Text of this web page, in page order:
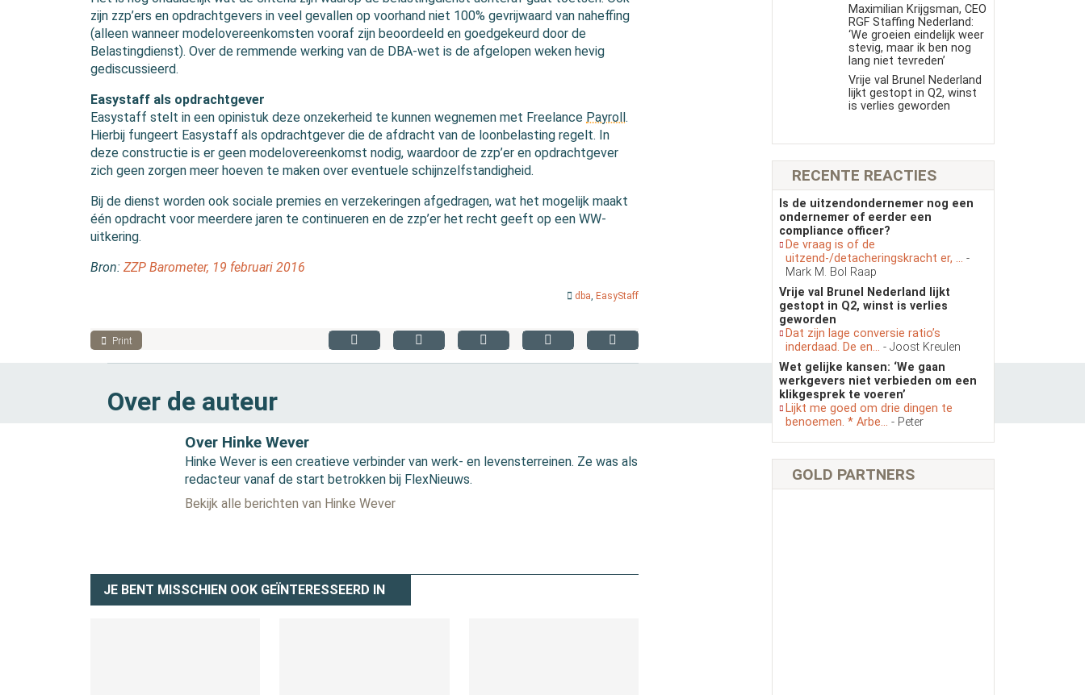
zijn zzp’ers en opdrachtgevers in veel gevallen op voorhand niet 100% gevrijwaard van naheffing
(alleen wanneer modelovereenkomsten vooraf zijn beoordeeld en goedgekeurd door de
Belastingdienst). Over de remmende werking van de DBA-wet is de afgelopen weken hevig
gediscussieerd.
Easystaff als opdrachtgever
Easystaff stelt in een opinistuk deze onzekerheid te kunnen wegnemen met Freelance Payroll .
Hierbij fungeert Easystaff als opdrachtgever die de afdracht van de loonbelasting regelt. In
deze constructie is er geen modelovereenkomst nodig, waardoor de zzp’er en opdrachtgever
zich geen zorgen meer hoeven te maken over eventuele schijnzelfstandigheid.
Bij de dienst worden ook sociale premies en verzekeringen afgedragen, wat het mogelijk maakt
één opdracht voor meerdere jaren te continueren en de zzp’er het recht geeft op een WW-
uitkering.
Bron: ZZP Barometer, 19 februari 2016
dba, EasyStaff
Print
Over de auteur
Over Hinke Wever
Hinke Wever is een creatieve verbinder van werk- en levensterreinen. Ze was als
redacteur vanaf de start betrokken bij FlexNieuws.
Bekijk alle berichten van Hinke Wever
JE BENT MISSCHIEN OOK GEÏNTERESSEERD IN
Maximilian Krijgsman, CEO
RGF Staffing Nederland:
‘We groeien eindelijk weer
stevig, maar ik ben nog
lang niet tevreden’
Vrije val Brunel Nederland
lijkt gestopt in Q2, winst
is verlies geworden
RECENTE REACTIES
Is de uitzendondernemer nog een
ondernemer of eerder een
compliance officer?
De vraag is of de
uitzend-/detacheringskracht er, ... -
Mark M. Bol Raap
Vrije val Brunel Nederland lijkt
gestopt in Q2, winst is verlies
geworden
Dat zijn lage conversie ratio’s
inderdaad. De en... - Joost Kreulen
Wet gelijke kansen: ‘We gaan
werkgevers niet verbieden om een
klikgesprek te voeren’
Lijkt me goed om drie dingen te
benoemen. * Arbe... - Peter
GOLD PARTNERS